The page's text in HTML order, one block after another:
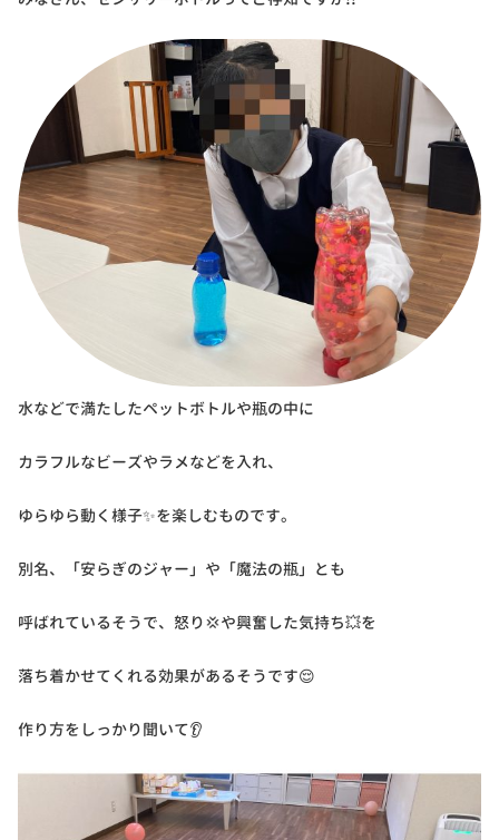
水などで満たしたペットボトルや瓶の中に
カラフルなビーズやラメなどを入れ、
ゆらゆら動く様子✨を楽しむものです。
別名、「安らぎのジャー」や「魔法の瓶」とも
呼ばれているそうで、怒り💢や興奮した気持ち💥を
落ち着かせてくれる効果があるそうです😌
作り方をしっかり聞いて👂